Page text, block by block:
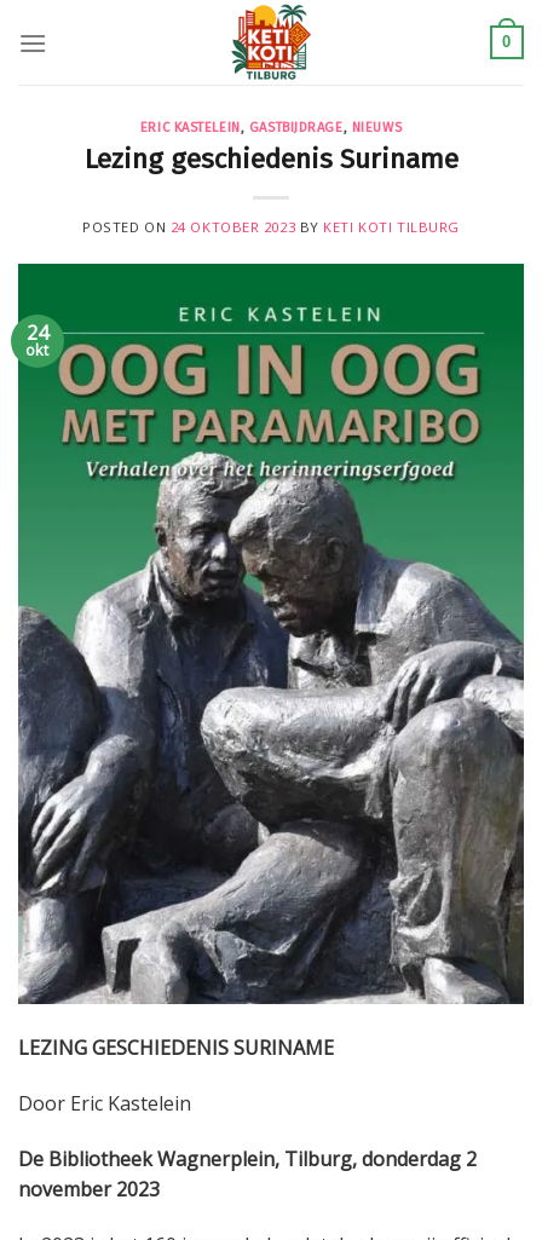
0
ERIC KASTELEIN, GASTBIJDRAGE, NIEUWS
Lezing geschiedenis Suriname
POSTED ON 24 OKTOBER 2023 BY KETI KOTI TILBURG
24
okt
LEZING GESCHIEDENIS SURINAME
Door Eric Kastelein
De Bibliotheek Wagnerplein, Tilburg, donderdag 2
november 2023